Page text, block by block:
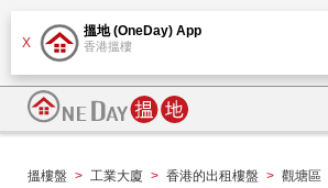
X
搵地 (OneDay) App
香港搵樓
搵樓盤 > 工業大廈 > 香港的出租樓盤 > 觀塘區